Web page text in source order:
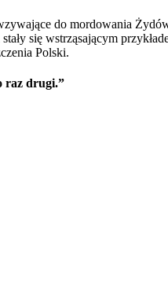
do mordowania
się wstrząsającym
Polski.
raz drugi.”